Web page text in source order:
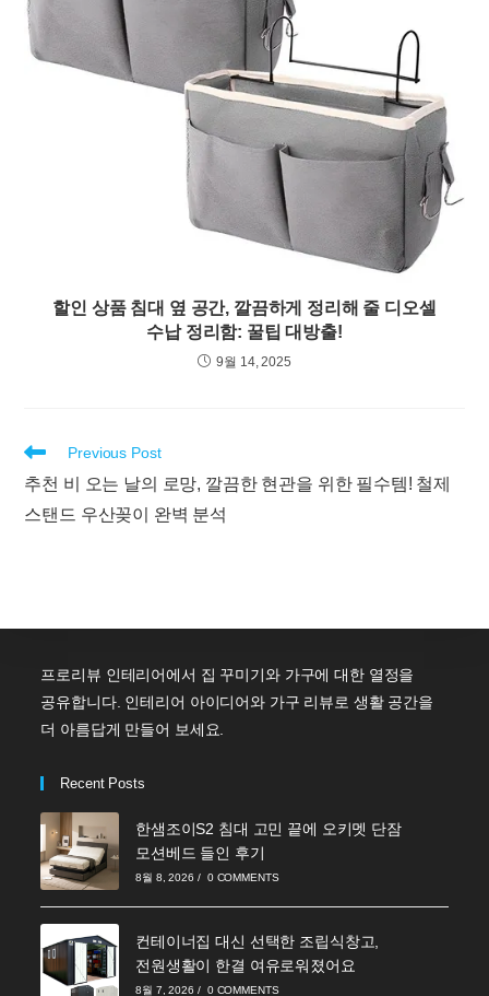
할인 상품 침대 옆 공간, 깔끔하게 정리해 줄 디오셀
수납 정리함: 꿀팁 대방출!
9월 14, 2025
Read
articles
Previous Post
추천 비 오는 날의 로망, 깔끔한 현관을 위한 필수템! 철제
스탠드 우산꽂이 완벽 분석
프로리뷰 인테리어에서 집 꾸미기와 가구에 대한 열정을
공유합니다. 인테리어 아이디어와 가구 리뷰로 생활 공간을
더 아름답게 만들어 보세요.
Recent Posts
한샘조이S2 침대 고민 끝에 오키멧 단잠
모션베드 들인 후기
8월 8, 2026 / 0 COMMENTS
컨테이너집 대신 선택한 조립식창고,
전원생활이 한결 여유로워졌어요
8월 7, 2026 / 0 COMMENTS